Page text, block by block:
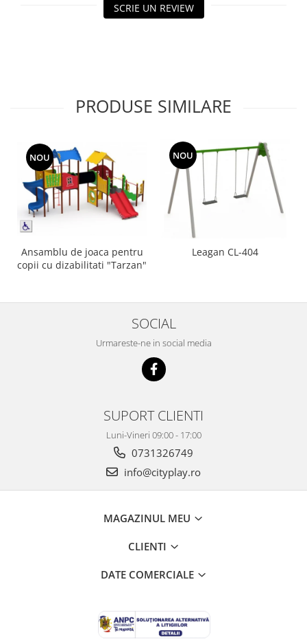
Cosuri de gunoi
Foisoare si pergole
Rastel Biciclete
Banci
SCRIE UN REVIEW
PRODUSE SIMILARE
NOU
Ansamblu de joaca pentru
copii cu dizabilitati "Tarzan"
NOU
Leagan CL-404
SOCIAL
Urmareste-ne in social media
SUPORT CLIENTI
Luni-Vineri 09:00 - 17:00
0731326749
info@cityplay.ro
MAGAZINUL MEU
CLIENTI
DATE COMERCIALE